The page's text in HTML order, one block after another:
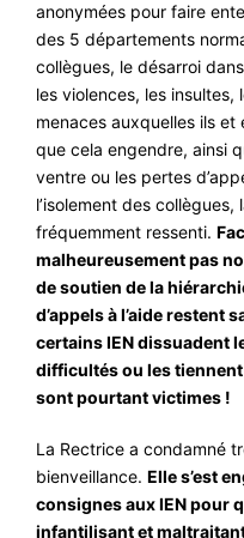
anonymées pour faire
des 5 départements
collègues, le désarroi
les violences, les insultes,
menaces auxquelles ils et
que cela engendre, ainsi
ventre ou les pertes
l’isolement des
fréquemment ressenti.
malheureusement pas
de soutien de la
d’appels à l’aide restent
certains IEN dissuadent
difficultés ou les
sont pourtant victimes !
La Rectrice a condamné
bienveillance. Elle s’est
consignes aux IEN pour
infantilisant et